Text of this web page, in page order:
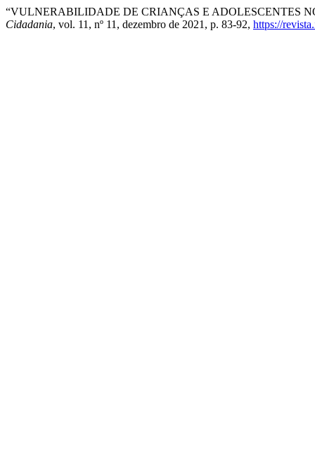
“VULNERABILIDADE DE CRIANÇAS E ADOLESCENTES
Cidadania, vol. 11, nº 11, dezembro de 2021, p. 83-92, https://